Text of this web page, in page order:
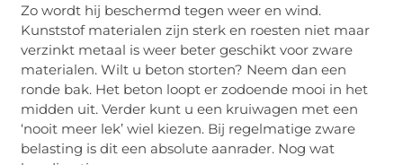
Zo wordt hij beschermd tegen weer en wind.
Kunststof materialen zijn sterk en roesten niet maar
verzinkt metaal is weer beter geschikt voor zware
materialen. Wilt u beton storten? Neem dan een
ronde bak. Het beton loopt er zodoende mooi in het
midden uit. Verder kunt u een kruiwagen met een
‘nooit meer lek’ wiel kiezen. Bij regelmatige zware
belasting is dit een absolute aanrader. Nog wat